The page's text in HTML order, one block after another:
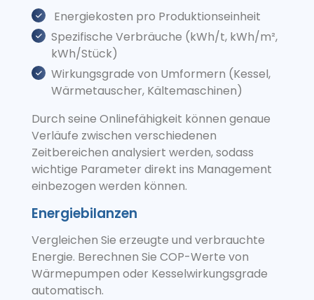
Energiekosten pro Produktionseinheit
Spezifische Verbräuche (kWh/t, kWh/m²,
kWh/Stück)
Wirkungsgrade von Umformern (Kessel,
Wärmetauscher, Kältemaschinen)
Durch seine Onlinefähigkeit können genaue
Verläufe zwischen verschiedenen
Zeitbereichen analysiert werden, sodass
wichtige Parameter direkt ins Management
einbezogen werden können.
Energiebilanzen
Vergleichen Sie erzeugte und verbrauchte
Energie. Berechnen Sie COP-Werte von
Wärmepumpen oder Kesselwirkungsgrade
automatisch.